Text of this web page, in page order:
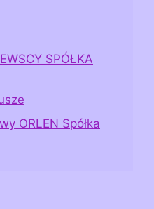
SPÓŁKA
ORLEN Spółka